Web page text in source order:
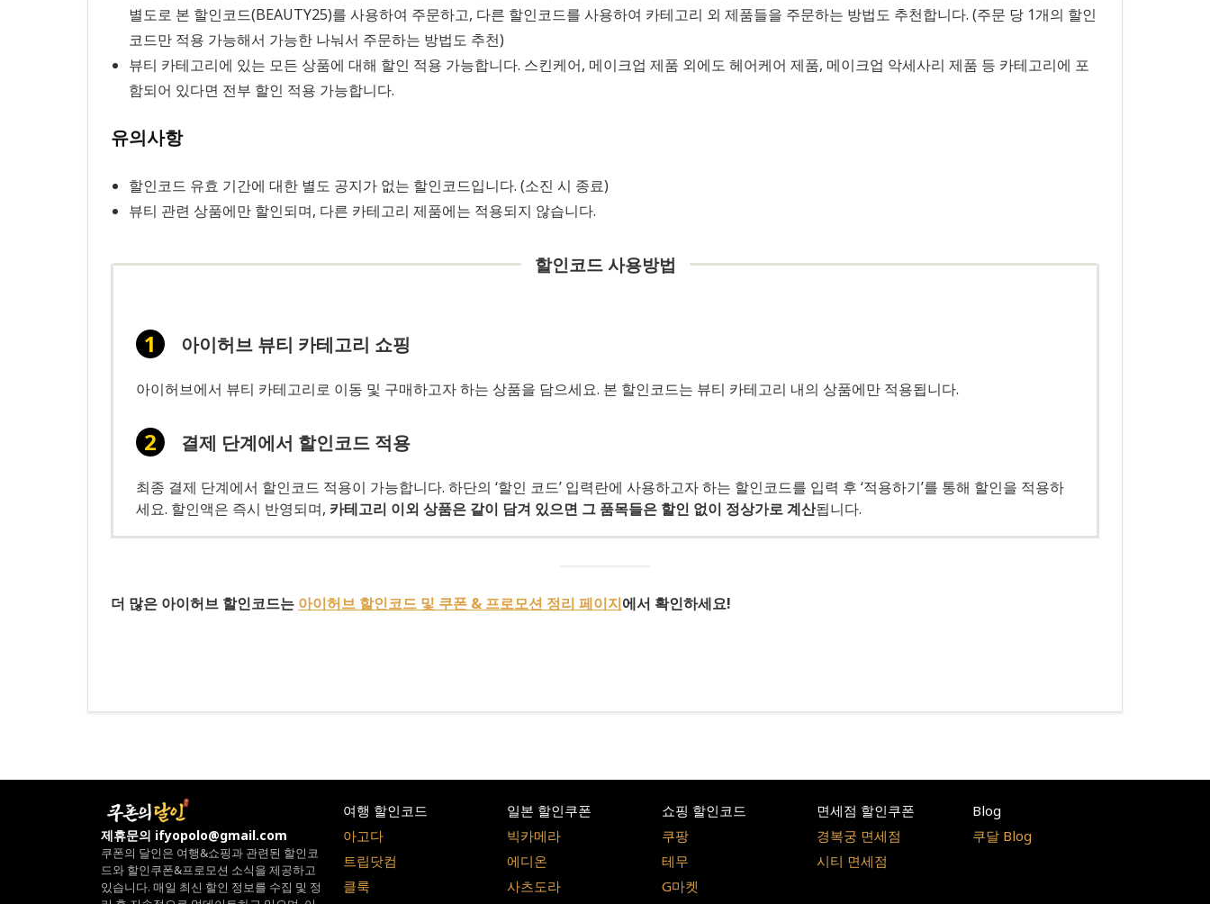
별도로 본 할인코드(BEAUTY25)를 사용하여 주문하고, 다른 할인코드를 사용하여 카테고리 외 제품들을 주문하는 방법도 추천합니다. (주문 당 1개의 할인
코드만 적용 가능해서 가능한 나눠서 주문하는 방법도 추천)
뷰티 카테고리에 있는 모든 상품에 대해 할인 적용 가능합니다. 스킨케어, 메이크업 제품 외에도 헤어케어 제품, 메이크업 악세사리 제품 등 카테고리에 포
함되어 있다면 전부 할인 적용 가능합니다.
유의사항
할인코드 유효 기간에 대한 별도 공지가 없는 할인코드입니다. (소진 시 종료)
뷰티 관련 상품에만 할인되며, 다른 카테고리 제품에는 적용되지 않습니다.
할인코드 사용방법
아이허브 뷰티 카테고리 쇼핑
아이허브에서 뷰티 카테고리로 이동 및 구매하고자 하는 상품을 담으세요. 본 할인코드는 뷰티 카테고리 내의 상품에만 적용됩니다.
결제 단계에서 할인코드 적용
최종 결제 단계에서 할인코드 적용이 가능합니다. 하단의 ‘할인 코드’ 입력란에 사용하고자 하는 할인코드를 입력 후 ‘적용하기’를 통해 할인을 적용하
세요. 할인액은 즉시 반영되며, 카테고리 이외 상품은 같이 담겨 있으면 그 품목들은 할인 없이 정상가로 계산됩니다.
더 많은 아이허브 할인코드는 아이허브 할인코드 및 쿠폰 & 프로모션 정리 페이지에서 확인하세요!
제휴문의 ifyopolo@gmail.com
쿠폰의 달인은 여행&쇼핑과 관련된 할인코
드와 할인쿠폰&프로모션 소식을 제공하고
있습니다. 매일 최신 할인 정보를 수집 및 정
여행 할인코드
아고다
트립닷컴
클룩
일본 할인쿠폰
빅카메라
에디온
사츠도라
쇼핑 할인코드
쿠팡
테무
G마켓
면세점 할인쿠폰
경복궁 면세점
시티 면세점
Blog
쿠달 Blog